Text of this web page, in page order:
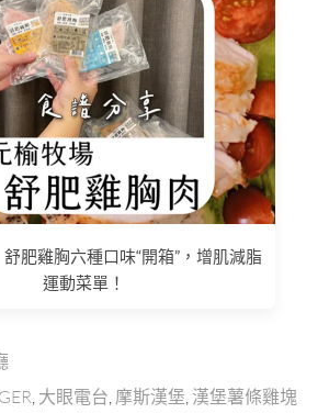
舒肥雞胸六種口味“開箱”，增肌減脂
運動菜單！
大眼電台 摩斯漢堡 漢堡薯條雞塊